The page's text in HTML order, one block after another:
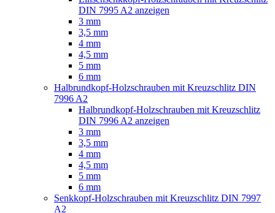
DIN 7995 A2 anzeigen
3 mm
3,5 mm
4 mm
4,5 mm
5 mm
6 mm
Halbrundkopf-Holzschrauben mit Kreuzschlitz DIN
7996 A2
Halbrundkopf-Holzschrauben mit Kreuzschlitz
DIN 7996 A2 anzeigen
3 mm
3,5 mm
4 mm
4,5 mm
5 mm
6 mm
Senkkopf-Holzschrauben mit Kreuzschlitz DIN 7997
A2